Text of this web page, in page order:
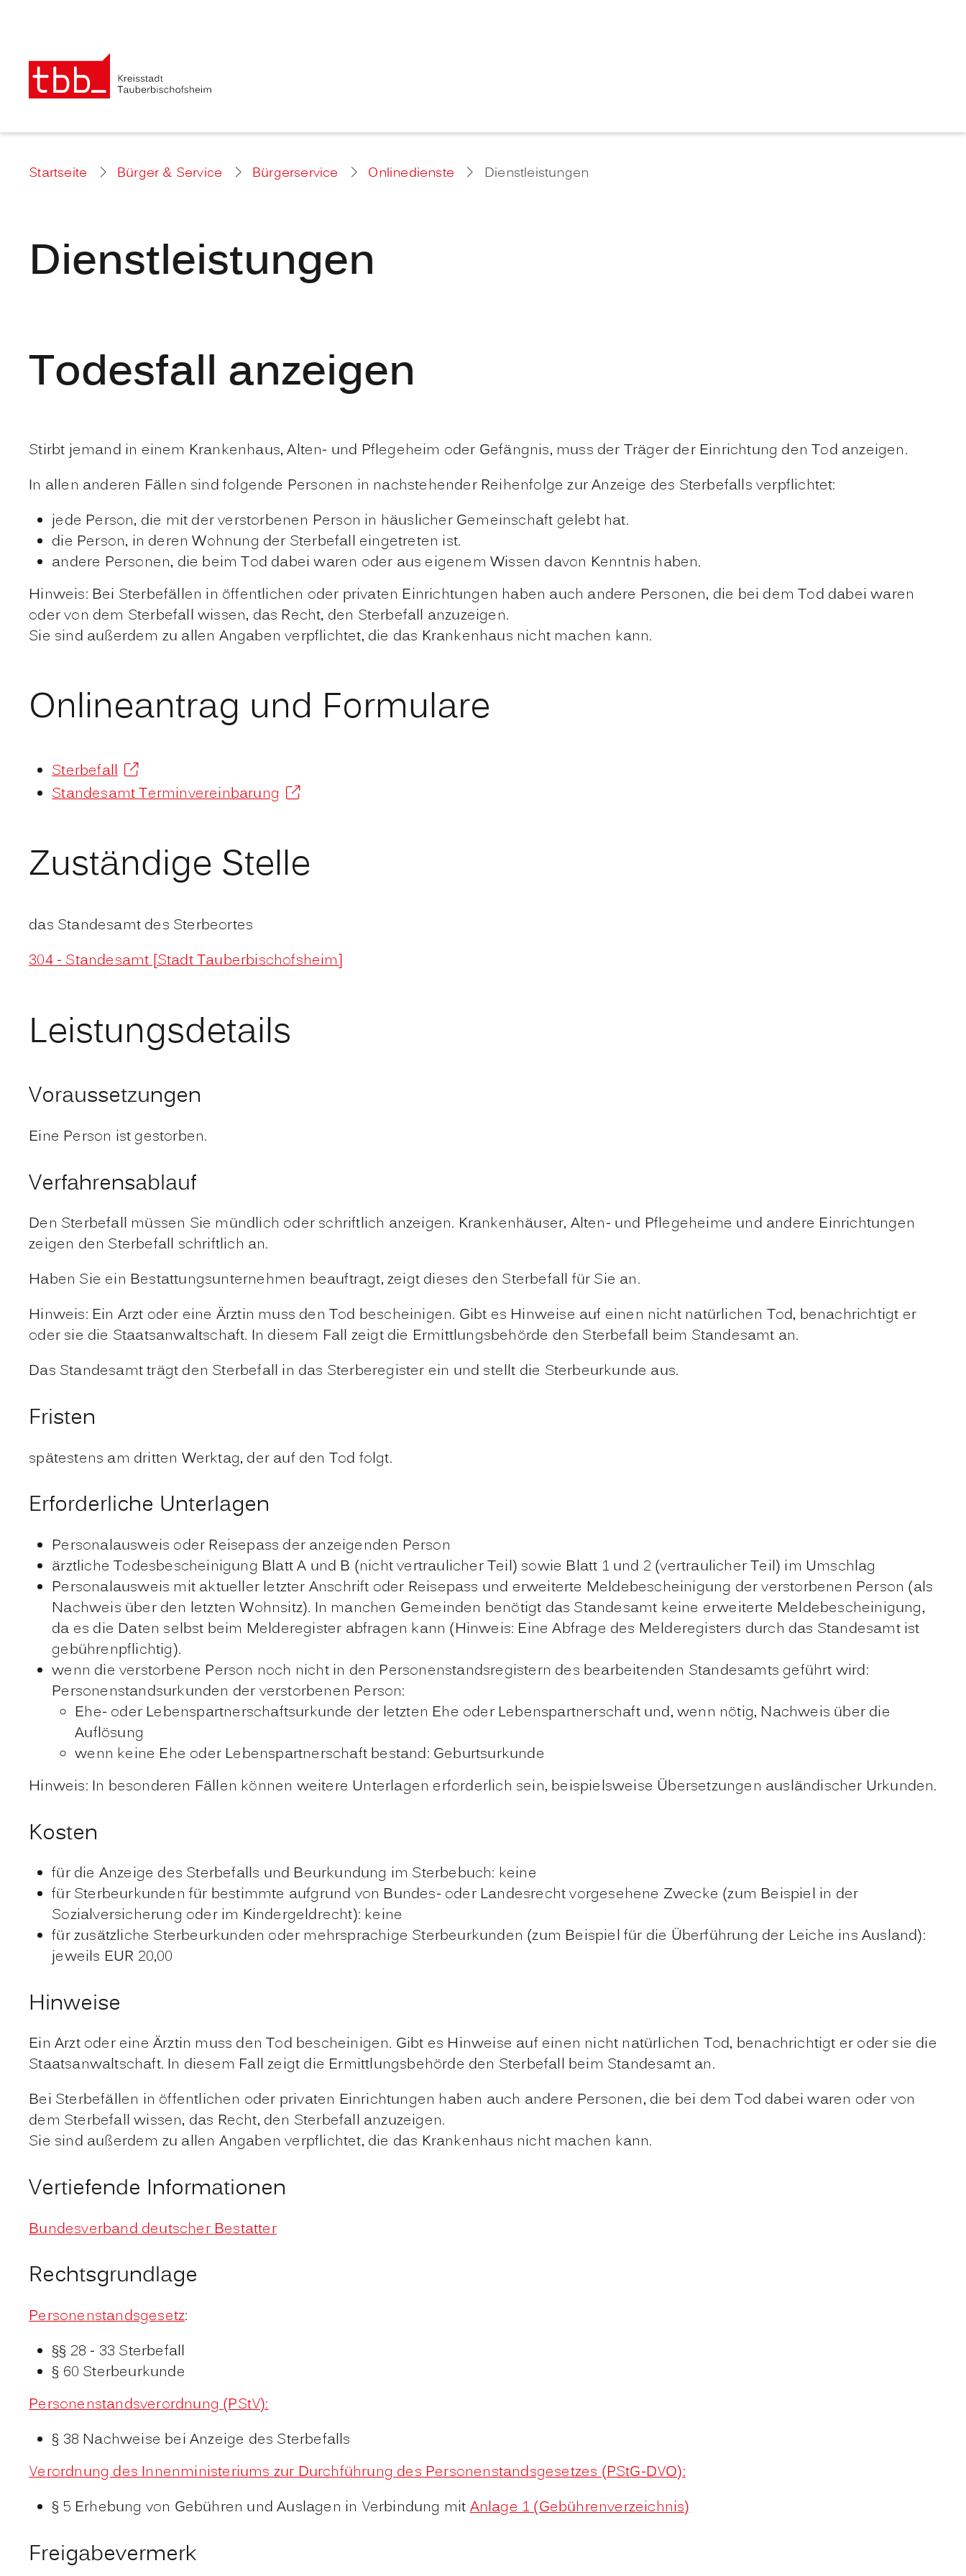
Startseite Bürger & Service Bürgerservice Onlinedienste Dienstleistungen
Dienstleistungen
Todesfall anzeigen
Stirbt jemand in einem Krankenhaus, Alten- und Pflegeheim oder Gefängnis, muss der Träger der Einrichtung den Tod anzeigen.
In allen anderen Fällen sind folgende Personen in nachstehender Reihenfolge zur Anzeige des Sterbefalls verpflichtet:
jede Person, die mit der verstorbenen Person in häuslicher Gemeinschaft gelebt hat.
die Person, in deren Wohnung der Sterbefall eingetreten ist.
andere Personen, die beim Tod dabei waren oder aus eigenem Wissen davon Kenntnis haben.
Hinweis: Bei Sterbefällen in öffentlichen oder privaten Einrichtungen haben auch andere Personen, die bei dem Tod dabei waren
oder von dem Sterbefall wissen, das Recht, den Sterbefall anzuzeigen.
Sie sind außerdem zu allen Angaben verpflichtet, die das Krankenhaus nicht machen kann.
Onlineantrag und Formulare
Sterbefall
Standesamt Terminvereinbarung
Zuständige Stelle
das Standesamt des Sterbeortes
304 - Standesamt [Stadt Tauberbischofsheim]
Leistungsdetails
Voraussetzungen
Eine Person ist gestorben.
Verfahrensablauf
Den Sterbefall müssen Sie mündlich oder schriftlich anzeigen. Krankenhäuser, Alten- und Pflegeheime und andere Einrichtungen
zeigen den Sterbefall schriftlich an.
Haben Sie ein Bestattungsunternehmen beauftragt, zeigt dieses den Sterbefall für Sie an.
Hinweis: Ein Arzt oder eine Ärztin muss den Tod bescheinigen. Gibt es Hinweise auf einen nicht natürlichen Tod, benachrichtigt er
oder sie die Staatsanwaltschaft. In diesem Fall zeigt die Ermittlungsbehörde den Sterbefall beim Standesamt an.
Das Standesamt trägt den Sterbefall in das Sterberegister ein und stellt die Sterbeurkunde aus.
Fristen
spätestens am dritten Werktag, der auf den Tod folgt.
Erforderliche Unterlagen
Personalausweis oder Reisepass der anzeigenden Person
ärztliche Todesbescheinigung Blatt A und B (nicht vertraulicher Teil) sowie Blatt 1 und 2 (vertraulicher Teil) im Umschlag
Personalausweis mit aktueller letzter Anschrift oder Reisepass und erweiterte Meldebescheinigung der verstorbenen Person (als
Nachweis über den letzten Wohnsitz). In manchen Gemeinden benötigt das Standesamt keine erweiterte Meldebescheinigung,
da es die Daten selbst beim Melderegister abfragen kann (Hinweis: Eine Abfrage des Melderegisters durch das Standesamt ist
gebührenpflichtig).
wenn die verstorbene Person noch nicht in den Personenstandsregistern des bearbeitenden Standesamts geführt wird:
Personenstandsurkunden der verstorbenen Person:
Ehe- oder Lebenspartnerschaftsurkunde der letzten Ehe oder Lebenspartnerschaft und, wenn nötig, Nachweis über die
Auflösung
wenn keine Ehe oder Lebenspartnerschaft bestand: Geburtsurkunde
Hinweis: In besonderen Fällen können weitere Unterlagen erforderlich sein, beispielsweise Übersetzungen ausländischer Urkunden.
Kosten
für die Anzeige des Sterbefalls und Beurkundung im Sterbebuch: keine
für Sterbeurkunden für bestimmte aufgrund von Bundes- oder Landesrecht vorgesehene Zwecke (zum Beispiel in der
Sozialversicherung oder im Kindergeldrecht): keine
für zusätzliche Sterbeurkunden oder mehrsprachige Sterbeurkunden (zum Beispiel für die Überführung der Leiche ins Ausland):
jeweils EUR 20,00
Hinweise
Ein Arzt oder eine Ärztin muss den Tod bescheinigen. Gibt es Hinweise auf einen nicht natürlichen Tod, benachrichtigt er oder sie die
Staatsanwaltschaft. In diesem Fall zeigt die Ermittlungsbehörde den Sterbefall beim Standesamt an.
Bei Sterbefällen in öffentlichen oder privaten Einrichtungen haben auch andere Personen, die bei dem Tod dabei waren oder von
dem Sterbefall wissen, das Recht, den Sterbefall anzuzeigen.
Sie sind außerdem zu allen Angaben verpflichtet, die das Krankenhaus nicht machen kann.
Vertiefende Informationen
Bundesverband deutscher Bestatter
Rechtsgrundlage
Personenstandsgesetz:
§§ 28 - 33 Sterbefall
§ 60 Sterbeurkunde
Personenstandsverordnung (PStV):
§ 38 Nachweise bei Anzeige des Sterbefalls
Verordnung des Innenministeriums zur Durchführung des Personenstandsgesetzes (PStG-DVO):
§ 5 Erhebung von Gebühren und Auslagen in Verbindung mitAnlage 1 (Gebührenverzeichnis)
Freigabevermerk